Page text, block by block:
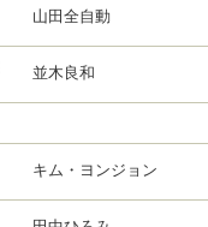
山田全自動
並木良和
キム・ヨンジョン